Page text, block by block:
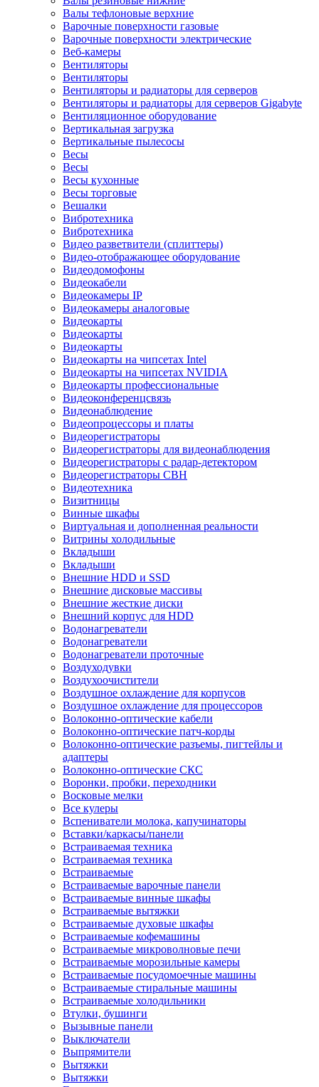
Валы тефлоновые верхние
Варочные поверхности газовые
Варочные поверхности электрические
Веб-камеры
Вентиляторы
Вентиляторы
Вентиляторы и радиаторы для серверов
Вентиляторы и радиаторы для серверов Gigabyte
Вентиляционное оборудование
Вертикальная загрузка
Вертикальные пылесосы
Весы
Весы
Весы кухонные
Весы торговые
Вешалки
Вибротехника
Вибротехника
Видео разветвители (сплиттеры)
Видео-отображающее оборудование
Видеодомофоны
Видеокабели
Видеокамеры IP
Видеокамеры аналоговые
Видеокарты
Видеокарты
Видеокарты
Видеокарты на чипсетах Intel
Видеокарты на чипсетах NVIDIA
Видеокарты профессиональные
Видеоконференцсвязь
Видеонаблюдение
Видеопроцессоры и платы
Видеорегистраторы
Видеорегистраторы для видеонаблюдения
Видеорегистраторы с радар-детектором
Видеорегистраторы СВН
Видеотехника
Визитницы
Винные шкафы
Виртуальная и дополненная реальности
Витрины холодильные
Вкладыши
Вкладыши
Внешние HDD и SSD
Внешние дисковые массивы
Внешние жесткие диски
Внешний корпус для HDD
Водонагреватели
Водонагреватели
Водонагреватели проточные
Воздуходувки
Воздухоочистители
Воздушное охлаждение для корпусов
Воздушное охлаждение для процессоров
Волоконно-оптические кабели
Волоконно-оптические патч-корды
Волоконно-оптические разъемы, пигтейлы и
адаптеры
Волоконно-оптические СКС
Воронки, пробки, переходники
Восковые мелки
Все кулеры
Вспениватели молока, капучинаторы
Вставки/каркасы/панели
Встраиваемая техника
Встраиваемая техника
Встраиваемые
Встраиваемые варочные панели
Встраиваемые винные шкафы
Встраиваемые вытяжки
Встраиваемые духовые шкафы
Встраиваемые кофемашины
Встраиваемые микроволновые печи
Встраиваемые морозильные камеры
Встраиваемые посудомоечные машины
Встраиваемые стиральные машины
Встраиваемые холодильники
Втулки, бушинги
Вызывные панели
Выключатели
Выпрямители
Вытяжки
Вытяжки